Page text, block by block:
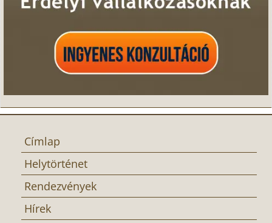
Címlap
Helytörténet
Rendezvények
Hírek